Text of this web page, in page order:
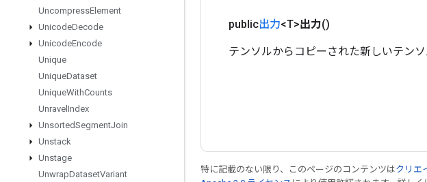
UncompressElement
UnicodeDecode
UnicodeEncode
Unique
UniqueDataset
UniqueWithCounts
Unravel Index
UnsortedSegmentJoin
Unstack
Unstage
UnwrapDatasetVariant
public出力<T>出力()
テンソルからコピーされた新しいテン
特に記載のない限り、このページのコンテンツはクリエ